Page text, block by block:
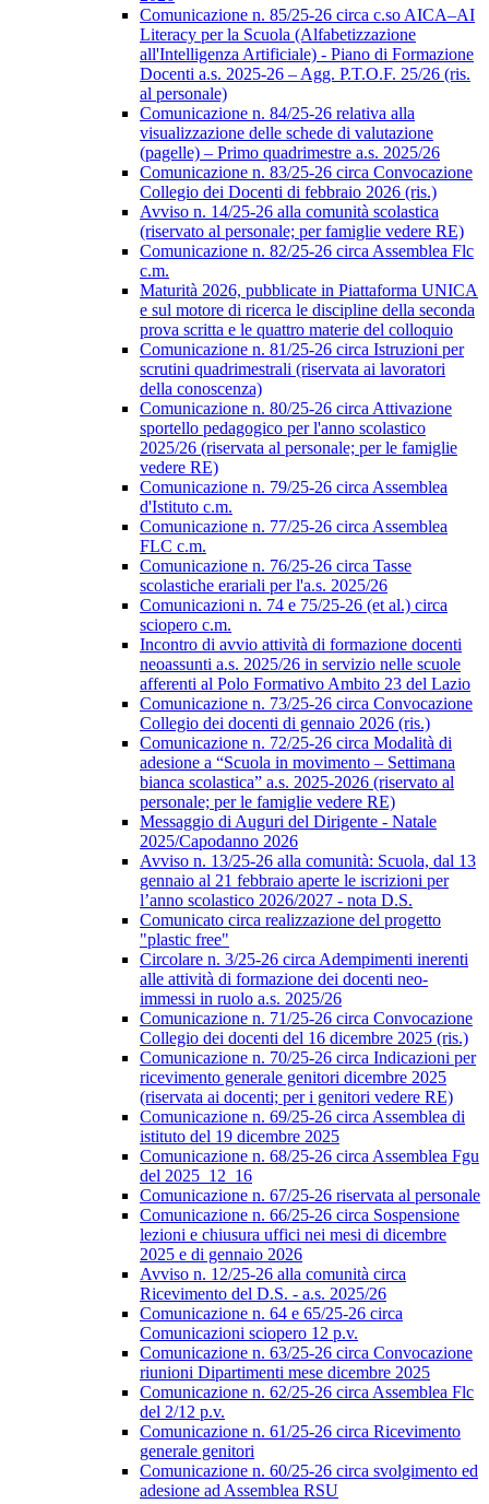
Comunicazione n. 85/25-26 circa c.so AICA–AI
Literacy per la Scuola (Alfabetizzazione
all'Intelligenza Artificiale) - Piano di Formazione
Docenti a.s. 2025-26 – Agg. P.T.O.F. 25/26 (ris.
al personale)
Comunicazione n. 84/25-26 relativa alla
visualizzazione delle schede di valutazione
(pagelle) – Primo quadrimestre a.s. 2025/26
Comunicazione n. 83/25-26 circa Convocazione
Collegio dei Docenti di febbraio 2026 (ris.)
Avviso n. 14/25-26 alla comunità scolastica
(riservato al personale; per famiglie vedere RE)
Comunicazione n. 82/25-26 circa Assemblea Flc
c.m.
Maturità 2026, pubblicate in Piattaforma UNICA
e sul motore di ricerca le discipline della seconda
prova scritta e le quattro materie del colloquio
Comunicazione n. 81/25-26 circa Istruzioni per
scrutini quadrimestrali (riservata ai lavoratori
della conoscenza)
Comunicazione n. 80/25-26 circa Attivazione
sportello pedagogico per l'anno scolastico
2025/26 (riservata al personale; per le famiglie
vedere RE)
Comunicazione n. 79/25-26 circa Assemblea
d'Istituto c.m.
Comunicazione n. 77/25-26 circa Assemblea
FLC c.m.
Comunicazione n. 76/25-26 circa Tasse
scolastiche erariali per l'a.s. 2025/26
Comunicazioni n. 74 e 75/25-26 (et al.) circa
sciopero c.m.
Incontro di avvio attività di formazione docenti
neoassunti a.s. 2025/26 in servizio nelle scuole
afferenti al Polo Formativo Ambito 23 del Lazio
Comunicazione n. 73/25-26 circa Convocazione
Collegio dei docenti di gennaio 2026 (ris.)
Comunicazione n. 72/25-26 circa Modalità di
adesione a “Scuola in movimento – Settimana
bianca scolastica” a.s. 2025-2026 (riservato al
personale; per le famiglie vedere RE)
Messaggio di Auguri del Dirigente - Natale
2025/Capodanno 2026
Avviso n. 13/25-26 alla comunità: Scuola, dal 13
gennaio al 21 febbraio aperte le iscrizioni per
l’anno scolastico 2026/2027 - nota D.S.
Comunicato circa realizzazione del progetto
"plastic free"
Circolare n. 3/25-26 circa Adempimenti inerenti
alle attività di formazione dei docenti neo-
immessi in ruolo a.s. 2025/26
Comunicazione n. 71/25-26 circa Convocazione
Collegio dei docenti del 16 dicembre 2025 (ris.)
Comunicazione n. 70/25-26 circa Indicazioni per
ricevimento generale genitori dicembre 2025
(riservata ai docenti; per i genitori vedere RE)
Comunicazione n. 69/25-26 circa Assemblea di
istituto del 19 dicembre 2025
Comunicazione n. 68/25-26 circa Assemblea Fgu
del 2025_12_16
Comunicazione n. 67/25-26 riservata al personale
Comunicazione n. 66/25-26 circa Sospensione
lezioni e chiusura uffici nei mesi di dicembre
2025 e di gennaio 2026
Avviso n. 12/25-26 alla comunità circa
Ricevimento del D.S. - a.s. 2025/26
Comunicazione n. 64 e 65/25-26 circa
Comunicazioni sciopero 12 p.v.
Comunicazione n. 63/25-26 circa Convocazione
riunioni Dipartimenti mese dicembre 2025
Comunicazione n. 62/25-26 circa Assemblea Flc
del 2/12 p.v.
Comunicazione n. 61/25-26 circa Ricevimento
generale genitori
Comunicazione n. 60/25-26 circa svolgimento ed
adesione ad Assemblea RSU